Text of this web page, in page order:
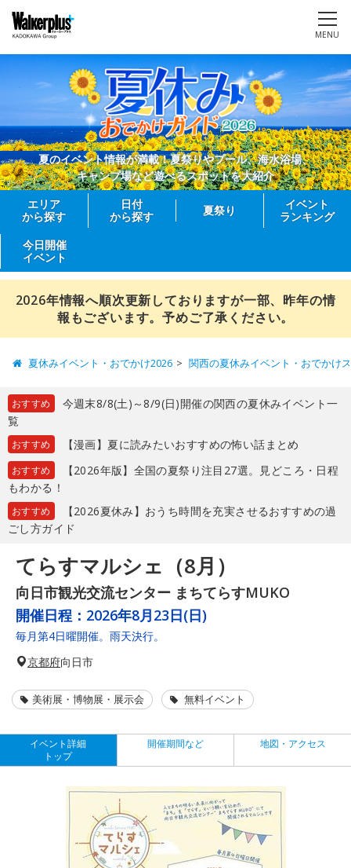
MENU
夏のイベント情報が満載！夏祭りやプール、海水浴場、
キャンプ場など遊べるスポットを大紹介
エリア
から探す
日付
から探す
夏祭り
イベント
ランキング
今日開催
イベント
2026年情報へ順次更新しておりますが一部、昨年の情
報もございます。予めご了承ください。
夏休みイベント・おでかけ2026 関西の夏休みイベント・おでかけ
おすすめ
今週末8/8(土)～8/9(日)開催の関西の夏休みイベント一
覧
おすすめ 【漫画】夏に読みたいおすすめの怖い話まとめ
おすすめ
【2026年版】全国の夏祭り注目27選。見どころ・日程
もわかる！
おすすめ
【2026夏休み】おうち時間を充実させるおすすめの過
ごし方ガイド
てらすマルシェ（8月）
向日市観光交流センター まちてらすMUKO
開催日程： 2026年8月23日(日)
毎月第4日曜開催。雨天決行。
京都府向日市
美術展・博物展・展示会 無料イベント
イベント詳細
トップ
開催期間など 地図・アクセス